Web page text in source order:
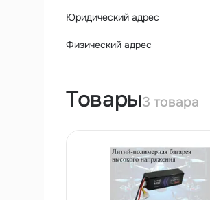
Юридический адрес
Физический адрес
Товары3 товара